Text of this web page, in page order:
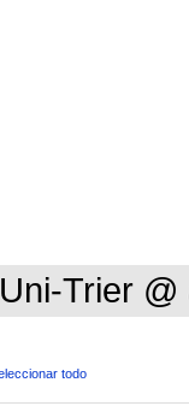
Uni-Trier
todo